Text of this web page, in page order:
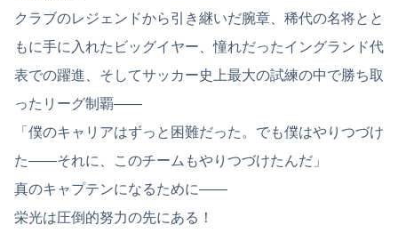
クラブのレジェンドから引き継いだ腕章、稀代の名将とと
もに手に入れたビッグイヤー、憧れだったイングランド代
表での躍進、そしてサッカー史上最大の試練の中で勝ち取
ったリーグ制覇――
「僕のキャリアはずっと困難だった。でも僕はやりつづけ
た――それに、このチームもやりつづけたんだ」
真のキャプテンになるために――
栄光は圧倒的努力の先にある！